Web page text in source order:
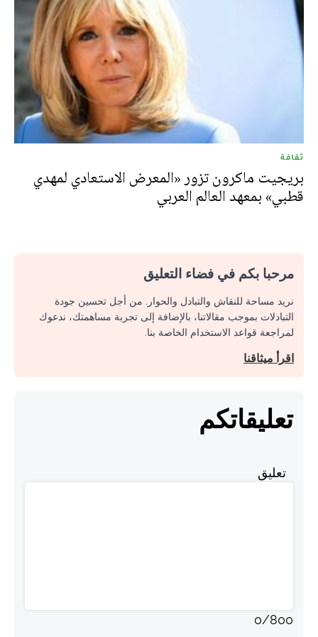
ثقافة
بريجيت ماكرون تزور «المعرض الاستعادي لمهدي
قطبي» بمعهد العالم العربي
مرحبا بكم في فضاء التعليق
نريد مساحة للنقاش والتبادل والحوار. من أجل تحسين جودة
التبادلات بموجب مقالاتنا، بالإضافة إلى تجربة مساهمتك، ندعوك
لمراجعة قواعد الاستخدام الخاصة بنا.
اقرأ ميثاقنا
تعليقاتكم
تعليق
0/800